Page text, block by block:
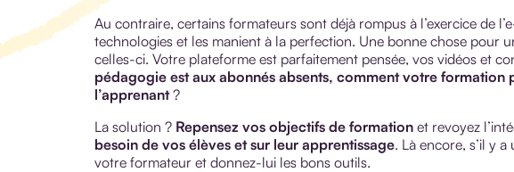
Au contraire, certains formateurs sont déjà rompus à l’exercice de
technologies et les manient à la perfection. Une bonne chose pour
celles-ci. Votre plateforme est parfaitement pensée, vos vidéos et
pédagogie est aux abonnés absents, comment votre formation
l’apprenant?
La solution ? Repensez vos objectifs de formation et revoyez
besoin de vos élèves et sur leur apprentissage. Là encore, s’il y
votre formateur et donnez-lui les bons outils.